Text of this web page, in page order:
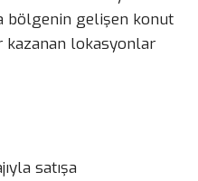
bölgenin gelişen konut
kazanan lokasyonlar
satışa